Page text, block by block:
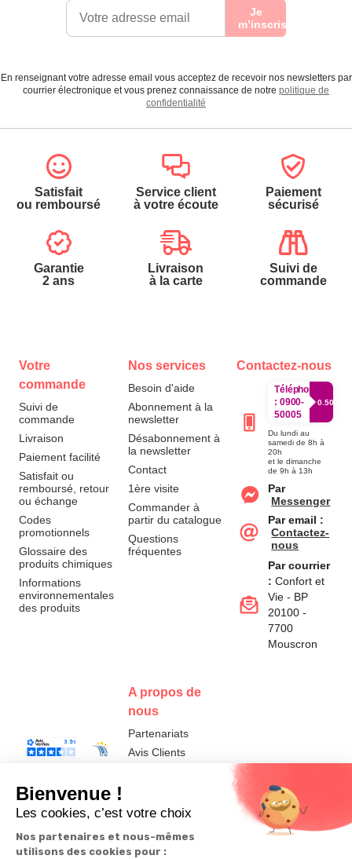
Je
m’inscris
En renseignant votre adresse email vous acceptez de recevoir nos newsletters par
courrier électronique et vous prenez connaissance de notre politique de
confidentialité
Satisfait
ou remboursé
Service client
à votre écoute
Paiement
sécurisé
Garantie
2 ans
Livraison
à la carte
Suivi de
commande
Votre
commande
Suivi de
commande
Livraison
Paiement facilité
Satisfait ou
remboursé, retour
ou échange
Codes
promotionnels
Glossaire des
produits chimiques
Informations
environnementales
des produits
Nos services
Besoin d'aide
Abonnement à la
newsletter
Désabonnement à
la newsletter
Contact
1ère visite
Commander à
partir du catalogue
Questions
fréquentes
A propos de
nous
Partenariats
Avis Clients
Contactez-nous
Téléphone
: 0900-
50005
0.50€/
Du lundi au
samedi de 8h à
20h
et le dimanche
de 9h à 13h
Par
Messenger
Par email :
Contactez-
nous
Par courrier
: Confort et
Vie - BP
20100 -
7700
Mouscron
Données
personnelles et
Paramétrer
les cookies
légales
Conditions
générales de